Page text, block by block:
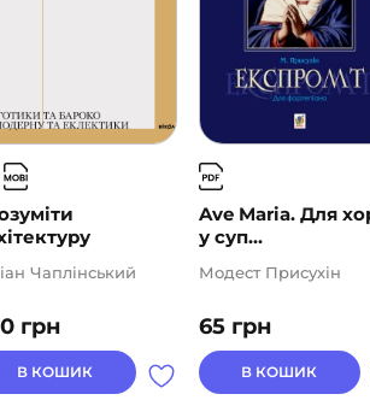
грн
Чаплінський
В КОШИК
Ave Maria. Для
у суп...
65 грн
Модест Присухін
В КОШИК